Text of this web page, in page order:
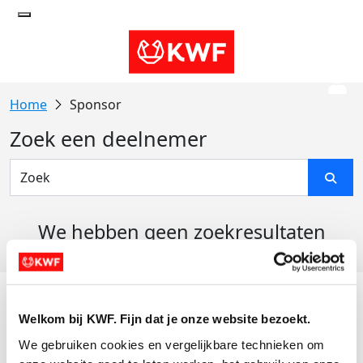
Welkom bij KWF. Fijn dat je onze website bezoekt.
We gebruiken cookies en vergelijkbare technieken om
Sponsor
Zoek een deelnemer
We hebben geen zoekresultaten
Actiematerialen
Evenementen